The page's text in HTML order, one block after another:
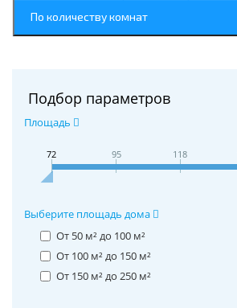
По количеству комнат
Подбор параметров
Площадь
72 95 118
Выберите площадь дома
От 50 м² до 100 м²
От 100 м² до 150 м²
От 150 м² до 250 м²